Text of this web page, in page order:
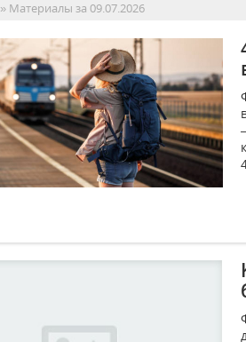
» Материалы за 09.07.2026